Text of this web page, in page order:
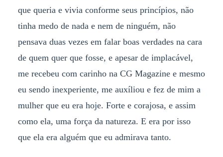
que queria e vivia conforme seus princípios, não
tinha medo de nada e nem de ninguém, não
pensava duas vezes em falar boas verdades na cara
de quem quer que fosse, e apesar de implacável,
me recebeu com carinho na CG Magazine e mesmo
eu sendo inexperiente, me auxíliou e fez de mim a
mulher que eu era hoje. Forte e corajosa, e assim
como ela, uma força da natureza. E era por isso
que ela era alguém que eu admirava tanto.